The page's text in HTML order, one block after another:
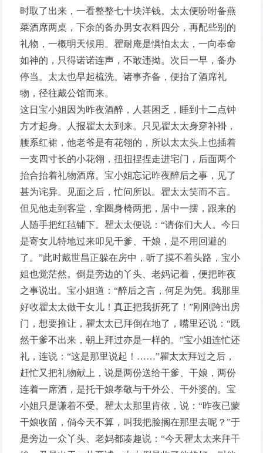
时取了出来，一看整整七十块洋钱。太太便吩咐备燕
菜酒席两桌，下余的备办男女衣料四分，再配些别的
礼物，一概明天候用。瞿耐庵是惧怕太太，一向奉命
如神的，只得诺诺连声，不敢违拗。次日一早，备办
停当。太太也早起梳洗。诸事齐备，便抬了酒席礼
物，径往戴公馆而来。
这日宝小姐因为昨夜酒醉，人甚困乏，睡到十二点钟
方才起身。人报瞿太太到来。只见瞿太太身穿补褂，
腰系红裙，他老爷是有花翎的，所以太太头上也插着
一支四寸长的小花翎，扭扭捏捏走进宅门，后面两个
抬合抬着礼物酒席。宝小姐忘记昨夜醉后之事，见了
甚为诧异。见面之后，忙问所以。瞿太太笑而不言。
但见他走到客堂，拿圈身椅两把，居中一摆，跟来的
人随手把红毡铺下。瞿太太便说：“请你们大人。今日
是寄女儿特地过来叩见干爹、干娘，是不用回避的
了。”此时戴世昌正躲在房中，听了摸不着头路，宝小
姐也觉茫然。倒是旁边的丫头、老妈记着，便把昨夜
之事说出。宝小姐道：“醉后之言，何足为凭。我那里
好收瞿太太做干女儿！真正把我折死了！”刚刚跨出房
门，想要推让，瞿太太已拜倒在地了，嘴里还说：“既
然干爹不出来，朝上拜过亦是一样的。”宝小姐连忙还
礼，连说：“这是那里说起！……”瞿太太拜过之后，
赶忙又把礼物献上，说是两份送给干爹、干娘，两份
连着一席酒，是托干娘孝敬与干外公、干外婆的。宝
小姐只是谦着不受。瞿太太那里肯依，说：“昨夜已蒙
干娘收留，倘今天不算，叫我把脸搁在那里去呢？”于
是旁边一众丫头、老妈都凑趣说：“今天瞿太太来拜干